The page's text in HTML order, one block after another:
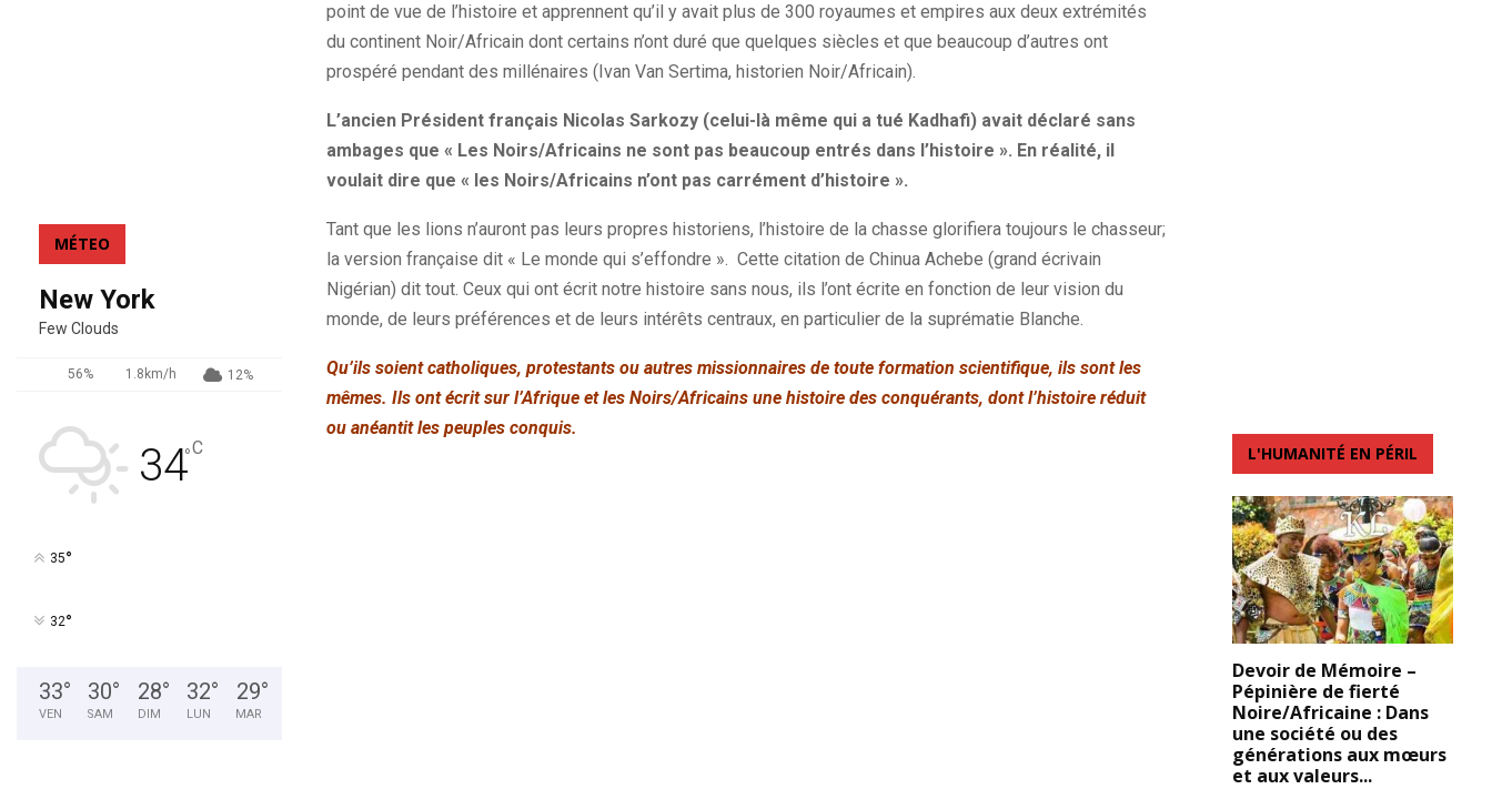
point de vue de l’histoire et apprennent qu’il y avait plus de 300 royaumes et empires aux deux extrémités
du continent Noir/Africain dont certains n’ont duré que quelques siècles et que beaucoup d’autres ont
prospéré pendant des millénaires (Ivan Van Sertima, historien Noir/Africain).
L’ancien Président français Nicolas Sarkozy (celui-là même qui a tué Kadhafi)avait déclaré sans
ambages que « Les Noirs/Africains ne sont pas beaucoup entrés dans l’histoire ». En réalité, il
voulait dire que « les Noirs/Africains n’ont pas carrément d’histoire ».
Tant que les lions n’auront pas leurs propres historiens, l’histoire de la chasse glorifiera toujours le chasseur;
la version française dit « Le monde qui s’effondre ». Cette citation de Chinua Achebe (grand écrivain
Nigérian) dit tout. Ceux qui ont écrit notre histoire sans nous, ils l’ont écrite en fonction de leur vision du
monde, de leurs préférences et de leurs intérêts centraux, en particulier de la suprématie Blanche.
Qu’ils soient catholiques, protestants ou autres missionnaires de toute formation scientifique, ils sont les
mêmes. Ils ont écrit sur l’Afrique et les Noirs/Africains une histoire des conquérants, dont l’histoire réduit
ou anéantit les peuples conquis.
MÉTEO
New York
Few Clouds
56% 1.8km/h 12%
34°C
35°
32°
33°
VEN
30°
SAM
28°
DIM
32°
LUN
29°
MAR
L'HUMANITÉ EN PÉRIL
Devoir de Mémoire –
Pépinière de fierté
Noire/Africaine : Dans
une société ou des
générations aux mœurs
et aux valeurs...